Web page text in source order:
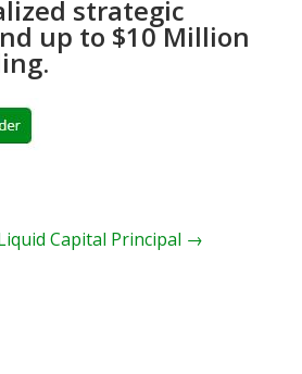
strategic
up to $10 Million
Capital Principal →